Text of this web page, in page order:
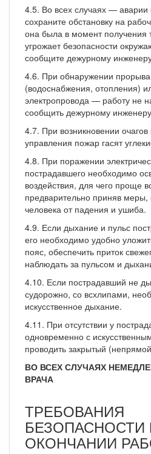
4.5. Во всех случаях — аварии
сохраните обстановку на
она была в момент получения
угрожает безопасности
сообщите дежурному
4.6. При обнаружении
(водоснабжения, отопления)
электропровода — работу не
сообщить дежурному
4.7. При возникновении
управления пожар гасят
4.8. При поражении
пострадавшего необходимо
воздействия, для чего проще
предварительно приняв
человека от падения и ушиба.
4.9. Если дыхание и пульс
его необходимо удобно
пояс, обеспечить приток
наблюдать за пульсом и
4.10. Если пострадавший не
судорожно, со всхлипами,
искусственное дыхание.
4.11. При отсутствии у
одновременно с
проводить закрытый
ВО ВСЕХ СЛУЧАЯХ
ВРАЧА
ТРЕБОВАНИЯ
БЕЗОПАСНОСТИ
ОКОНЧАНИИ